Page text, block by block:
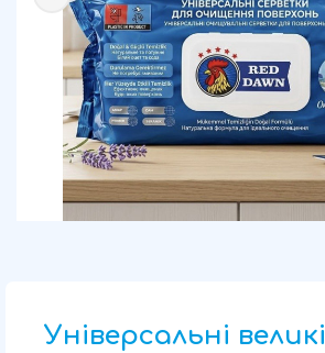
Універсальні великі